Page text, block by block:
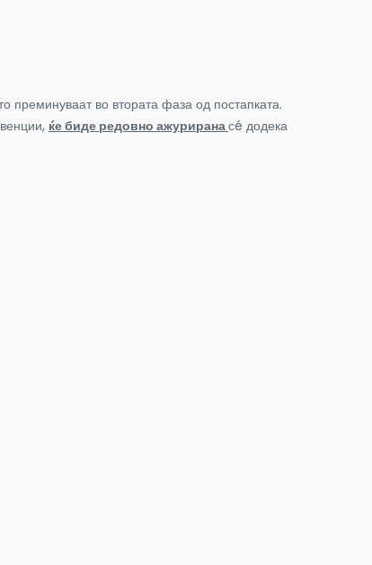
преминуваат во втората фаза од постапката.
ќе биде редовно ажуриранасé додека